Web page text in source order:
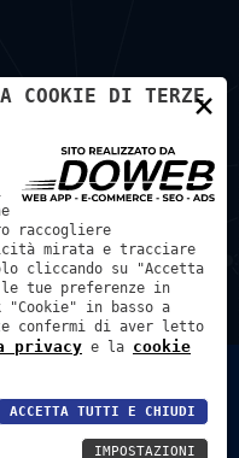
Policy
×
COOKIE DI TERZE
raccogliere
mirata e tracciare
cliccando su "Accetta
tue preferenze in
in basso a
confermi di aver letto
privacy e la cookie
ACCETTA TUTTI E CHIUDI
IMPOSTAZIONI